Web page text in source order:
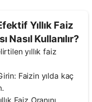
Yıllık Faiz
Nasıl Kullanılır?
yıllık faiz
Faizin yılda kaç
Faiz Oranını